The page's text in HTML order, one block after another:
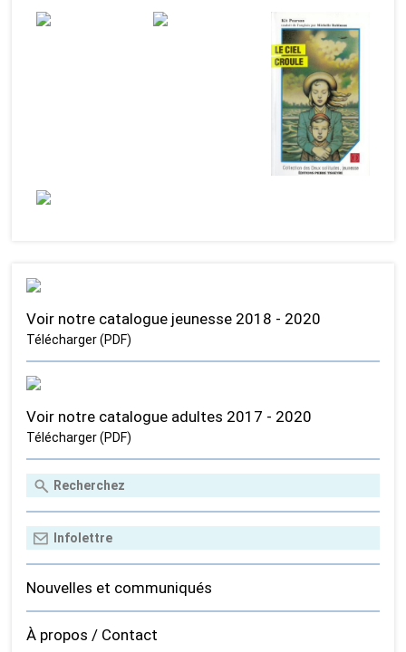
Voir notre catalogue jeunesse 2018 - 2020
Télécharger (PDF)
Voir notre catalogue adultes 2017 - 2020
Télécharger (PDF)
Nouvelles et communiqués
À propos / Contact